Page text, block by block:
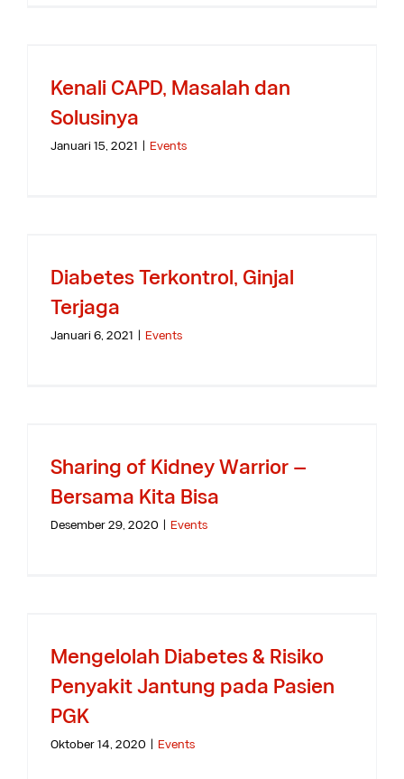
Kenali CAPD, Masalah dan
Solusinya
Januari 15, 2021 Events
Diabetes Terkontrol, Ginjal
Terjaga
Januari 6, 2021 Events
Sharing of Kidney Warrior –
Bersama Kita Bisa
Desember 29, 2020 Events
Mengelolah Diabetes & Risiko
Penyakit Jantung pada Pasien
PGK
Oktober 14, 2020 Events